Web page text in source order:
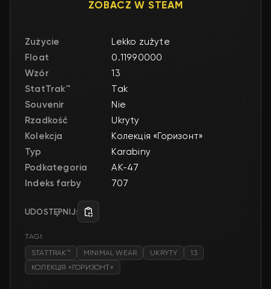
ZOBACZ W STEAM
Zużycie
Lekko zużyte
Float
0.11990000
Wzór
13
StatTrak™
Tak
Souvenir
Nie
Rzadkość
Ukryty
Kolekcja
Колекція «Горизонт»
Typ
Karabiny
Podkategoria
AK-47
Indeks farby
707
UDOSTĘPNIJ:
TAGI:
STATTRAK™
MINIMAL WEAR UKRYTY
13
КОЛЕКЦІЯ «ГОРИЗОНТ»